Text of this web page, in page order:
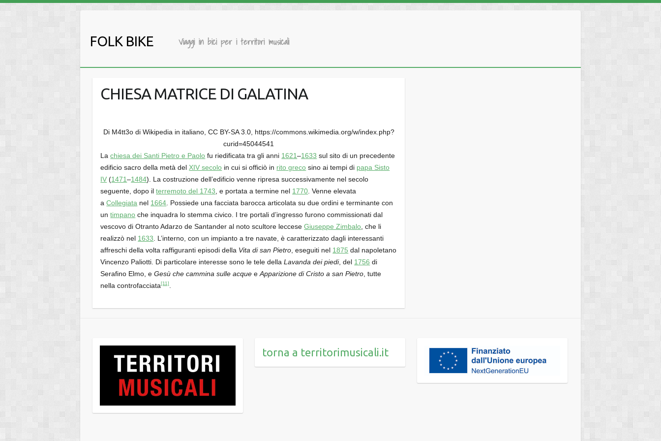
contenuto
FOLK BIKE Viaggi in bici per i territori musicali
CHIESA MATRICE DI GALATINA
Di M4tt3o di Wikipedia in italiano, CC BY-SA 3.0, https://commons.wikimedia.org/w/index.php?
curid=45044541
Lachiesa dei Santi Pietro e Paolo fu riedificata tra gli anni 1621–1633 sul sito di un precedente
edificio sacro della metà del XIV secolo in cui si officiò in rito greco sino ai tempi di papa Sisto
IV (1471–1484). La costruzione dell’edificio venne ripresa successivamente nel secolo
seguente, dopo ilterremoto del 1743 , e portata a termine nel 1770 . Venne elevata
aCollegiata nel 1664 . Possiede una facciata barocca articolata su due ordini e terminante con
untimpano che inquadra lo stemma civico. I tre portali d’ingresso furono commissionati dal
vescovo di Otranto Adarzo de Santander al noto scultore lecceseGiuseppe Zimbalo , che li
realizzò nel 1633 . L’interno, con un impianto a tre navate, è caratterizzato dagli interessanti
affreschi della volta raffiguranti episodi della Vita di san Pietro , eseguiti nel 1875 dal napoletano
Vincenzo Paliotti. Di particolare interesse sono le tele dellaLavanda dei piedi, del 1756 di
Serafino Elmo, eGesù che cammina sulle acque eApparizione di Cristo a san Pietro , tutte
nella controfacciata[11].
torna a territorimusicali.it